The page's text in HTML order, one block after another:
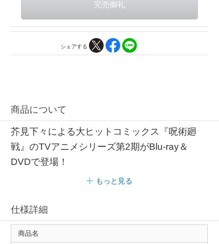
シェアする
商品について
芥見下々による大ヒットコミックス『呪術廻
戦』のTVアニメシリーズ第2期がBlu-ray＆
DVDで登場！
もっと見る
仕様詳細
商品名